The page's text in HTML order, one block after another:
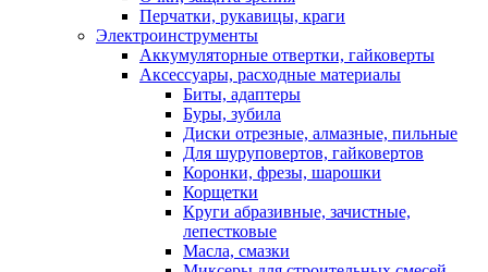
Перчатки, рукавицы, краги
Электроинструменты
Аккумуляторные отвертки, гайковерты
Аксессуары, расходные материалы
Биты, адаптеры
Буры, зубила
Диски отрезные, алмазные, пильные
Для шуруповертов, гайковертов
Коронки, фрезы, шарошки
Корщетки
Круги абразивные, зачистные,
лепестковые
Масла, смазки